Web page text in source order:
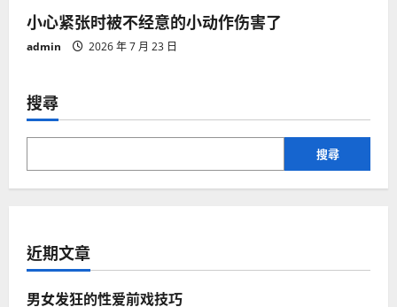
小心紧张时被不经意的小动作伤害了
admin 2026 年 7 月 23 日
搜尋
搜尋
近期文章
男女发狂的性爱前戏技巧